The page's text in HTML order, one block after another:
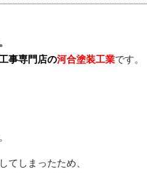
事専門店の河合塗装工業です。
てしまったため、